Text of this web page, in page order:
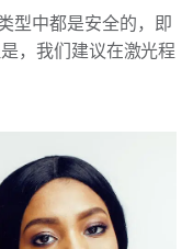
型中都是安全的，即
，我们建议在激光程